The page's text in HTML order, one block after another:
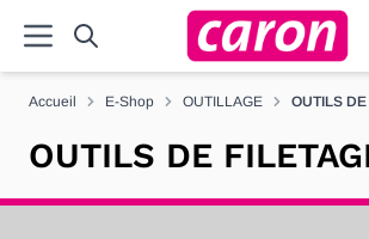
Accueil E-Shop OUTILLAGE OUTILS
OUTILS DE